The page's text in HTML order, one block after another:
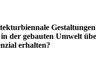
der gebauten Umwelt
erhalten?